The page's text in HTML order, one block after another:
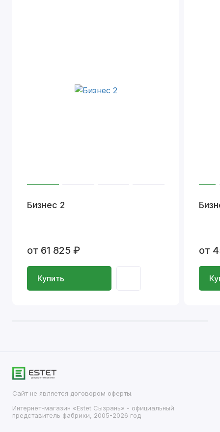
Бизнес 2
от 61 825 ₽
Купить
от
Сайт не является договором оферты.
Интернет-магазин «Estet Сызрань» - официальный
представитель фабрики, 2005-2026 год